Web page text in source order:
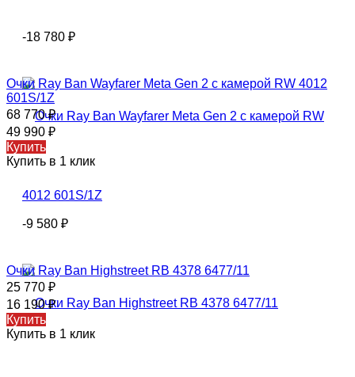
-18 780 ₽
Очки Ray Ban Wayfarer Meta Gen 2 с камерой RW 4012
601S/1Z
68 770₽
49 990 ₽
Купить
Купить в 1 клик
-9 580 ₽
Очки Ray Ban Highstreet RB 4378 6477/11
25 770 ₽
16 190₽
Купить
Купить в 1 клик